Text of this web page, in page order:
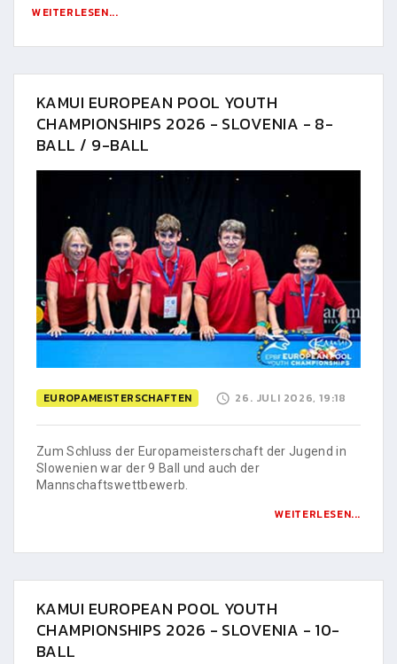
WEITERLESEN...
KAMUI EUROPEAN POOL YOUTH
CHAMPIONSHIPS 2026 - SLOVENIA - 8-
BALL / 9-BALL
EUROPAMEISTERSCHAFTEN 26. JULI 2026, 19:18
Zum Schluss der Europameisterschaft der Jugend in
Slowenien war der 9 Ball und auch der
Mannschaftswettbewerb.
WEITERLESEN...
KAMUI EUROPEAN POOL YOUTH
CHAMPIONSHIPS 2026 - SLOVENIA - 10-
BALL